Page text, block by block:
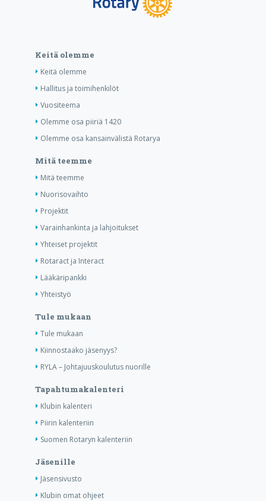
Keitä olemme
Keitä olemme
Hallitus ja toimihenkilöt
Vuositeema
Olemme osa piiriä 1420
Olemme osa kansainvälistä Rotarya
Mitä teemme
Mitä teemme
Nuorisovaihto
Projektit
Varainhankinta ja lahjoitukset
Yhteiset projektit
Rotaract ja Interact
Lääkäripankki
Yhteistyö
Tule mukaan
Tule mukaan
Kiinnostaako jäsenyys?
RYLA – Johtajuuskoulutus nuorille
Tapahtumakalenteri
Klubin kalenteri
Piirin kalenteriin
Suomen Rotaryn kalenteriin
Jäsenille
Jäsensivusto
Klubin omat ohjeet